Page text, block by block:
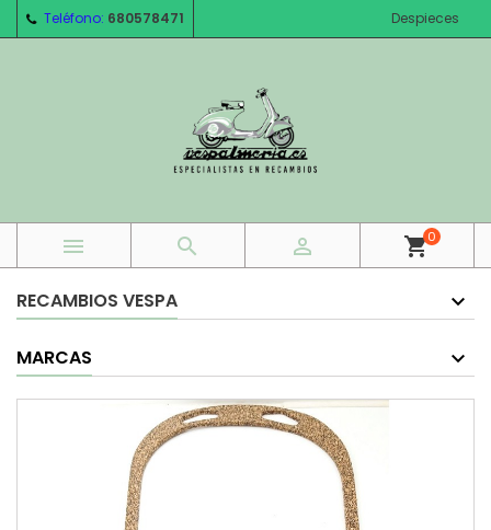
Teléfono: 680578471 Despieces
   shopping_cart0
RECAMBIOS VESPA
MARCAS